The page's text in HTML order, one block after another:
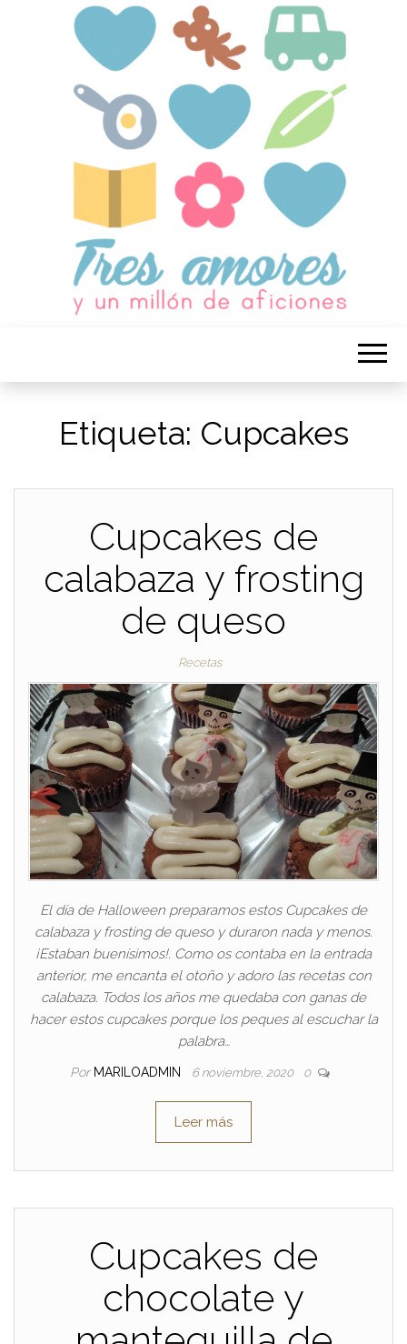
Blog de Educación, Maternidad,
Actividades con niños y muchas
cosas más
Etiqueta: Cupcakes
Cupcakes de
calabaza y frosting
de queso
Recetas
El día de Halloween preparamos estos Cupcakes de
calabaza y frosting de queso y duraron nada y menos.
¡Estaban buenísimos!. Como os contaba en la entrada
anterior, me encanta el otoño y adoro las recetas con
calabaza. Todos los años me quedaba con ganas de
hacer estos cupcakes porque los peques al escuchar la
palabra…
Por MARILOADMIN 6 noviembre, 2020 0
Leer más
Cupcakes de
chocolate y